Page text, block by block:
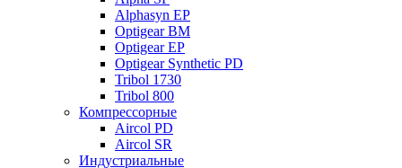
Alphasyn EP
Optigear BM
Optigear EP
Optigear Synthetic PD
Tribol 1730
Tribol 800
Компрессорные
Aircol PD
Aircol SR
Индустриальные